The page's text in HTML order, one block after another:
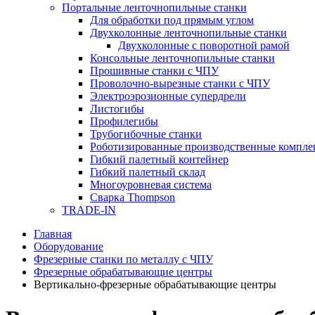
Портальные ленточнопильные станки
Для обработки под прямым углом
Двухколонные ленточнопильные станки
Двухколонные с поворотной рамой
Консольные ленточнопильные станки
Прошивные станки с ЧПУ
Проволочно-вырезные станки с ЧПУ
Электроэрозионные супердрели
Листогибы
Профилегибы
Трубогибочные станки
Роботизированные производственные
Гибкий палетный контейнер
Гибкий палетный склад
Многоуровневая система
Сварка Thompson
TRADE-IN
Главная
Оборудование
Фрезерные станки по металлу с ЧПУ
Фрезерные обрабатывающие центры
Вертикально-фрезерные обрабатывающие центры